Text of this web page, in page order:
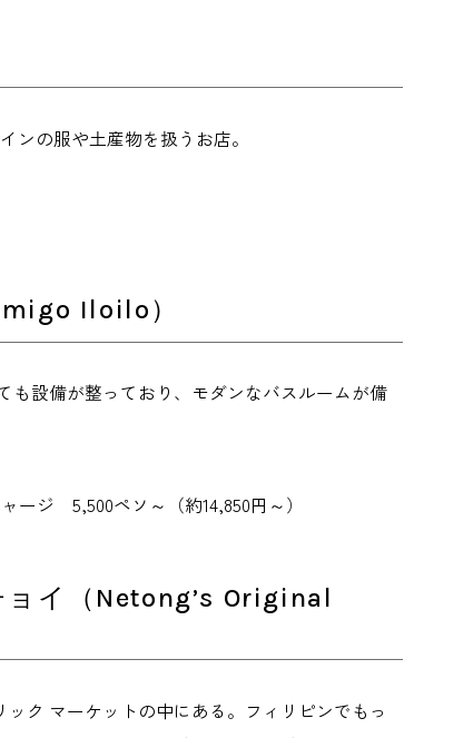
ンの服や土産物を扱うお店。
Iloilo）
も設備が整っており、モダンなバスルームが備
ージ 5,500ペソ～（約14,850円～）
イ（Netong’s Original
ク マーケットの中にある。フィリピンでもっ